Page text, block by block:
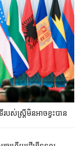
បស់ស្ត្រីមិនអាចខ្វះបាន